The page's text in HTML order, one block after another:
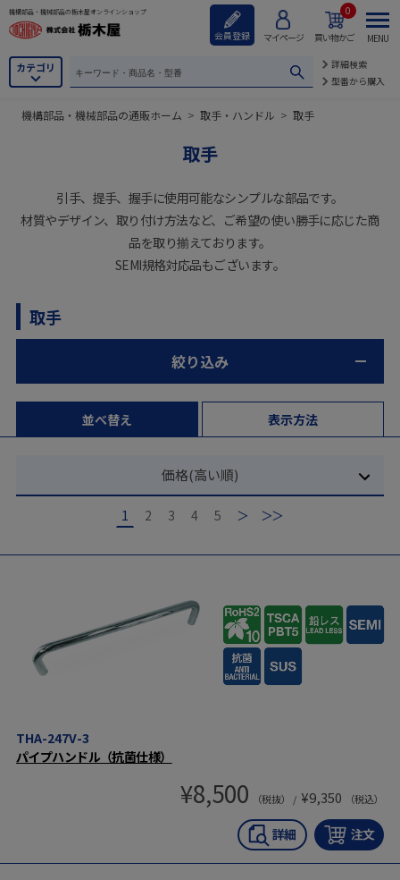
機構部品・機械部品の栃木屋オンラインショップ
会員登録 マイページ 買い物かご
0
カテゴリ
詳細検索
型番から購入
MENU
機構部品・機械部品の通販ホーム > 取手・ハンドル > 取手
取手
引手、提手、握手に使用可能なシンプルな部品です。
材質やデザイン、取り付け方法など、ご希望の使い勝手に応じた商
品を取り揃えております。
SEMI規格対応品もございます。
取手
絞り込み
並べ替え 表示方法
価格(高い順)
1 2 3 4 5 次 最後
THA-247V-3
パイプハンドル（抗菌仕様）
¥8,500 （税抜） / ¥9,350 （税込）